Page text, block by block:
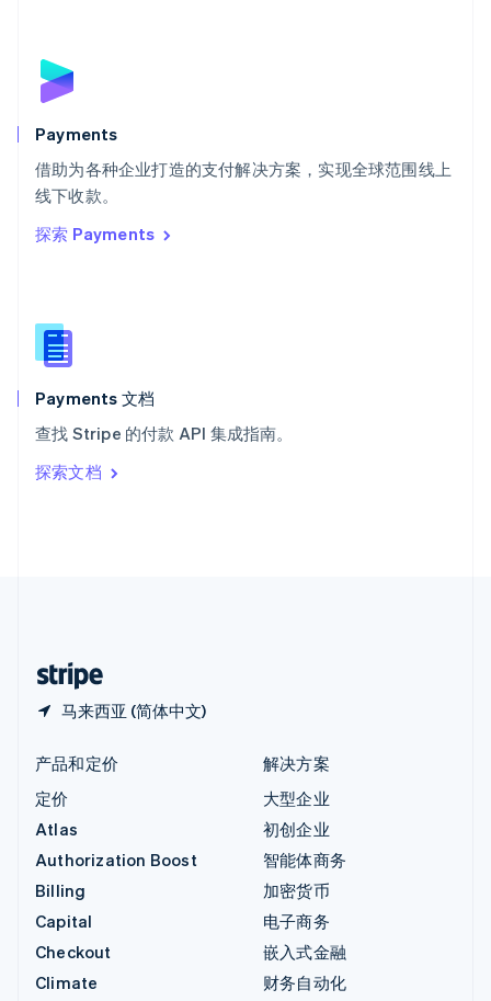
Payments
借助为各种企业打造的支付解决方案，实现全球范围线上
线下收款。
探索 Payments
Payments 文档
查找 Stripe 的付款 API 集成指南。
探索文档
马来西亚 (简体中文)
English
斯洛文尼亚
泰国
ไทยEnglish
希腊
English
西班牙
新西兰
English
匈牙利
English
ItalianoEnglish
印度
English
产品和定价
定价
Atlas
Authorization Boost
Billing
Capital
Checkout
Climate
解决方案
大型企业
初创企业
智能体商务
加密货币
电子商务
嵌入式金融
财务自动化